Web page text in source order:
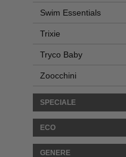
Swim Essentials
Trixie
Tryco Baby
Zoocchini
SPECIALE
ECO
GENERE